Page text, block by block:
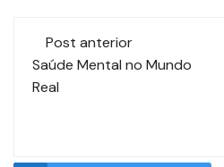
Post anterior
Saúde Mental no Mundo
Real